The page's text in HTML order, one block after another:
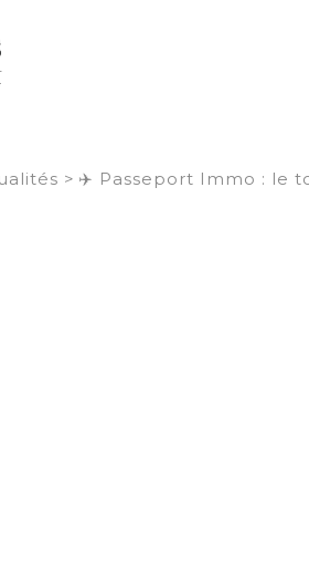
> ✈️ Passeport Immo : le